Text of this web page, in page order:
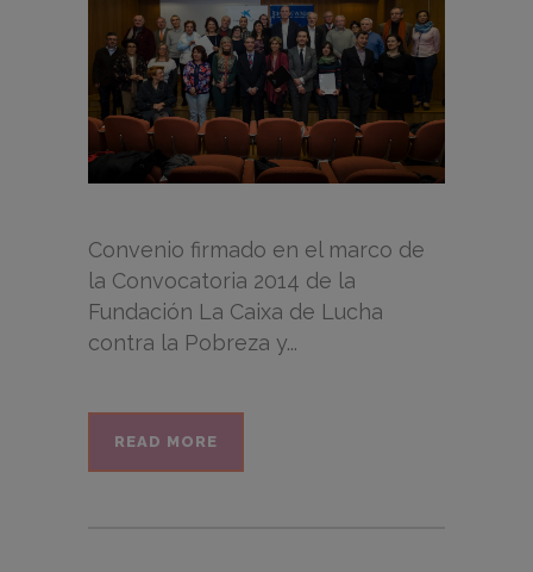
Convenio firmado en el marco de
la Convocatoria 2014 de la
Fundación La Caixa de Lucha
contra la Pobreza y...
READ MORE